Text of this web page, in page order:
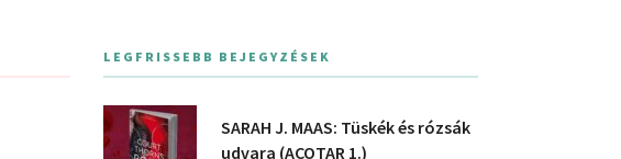
LEGFRISSEBB BEJEGYZÉSEK
SARAH J. MAAS: Tüskék és rózsák
udvara (ACOTAR 1.)